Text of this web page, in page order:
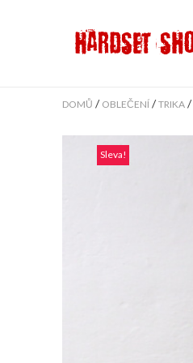
DOMŮ / OBLEČENÍ /TRIKA /
Sleva!